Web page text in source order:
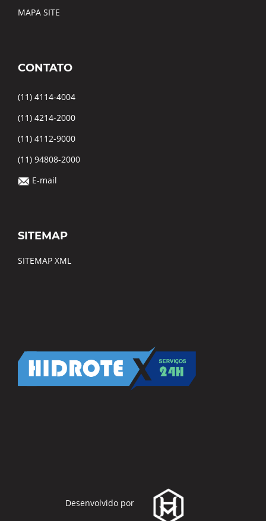
MAPA SITE
CONTATO
(11) 4114-4004
(11) 4214-2000
(11) 4112-9000
(11) 94808-2000
E-mail
SITEMAP
SITEMAP XML
Desenvolvido por